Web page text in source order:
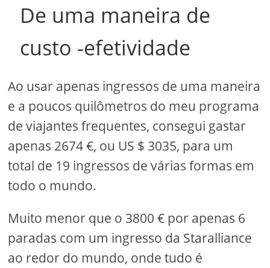
De uma maneira de
custo -efetividade
Ao usar apenas ingressos de uma maneira
e a poucos quilômetros do meu programa
de viajantes frequentes, consegui gastar
apenas 2674 €, ou US $ 3035, para um
total de 19 ingressos de várias formas em
todo o mundo.
Muito menor que o 3800 € por apenas 6
paradas com um ingresso da Staralliance
ao redor do mundo, onde tudo é